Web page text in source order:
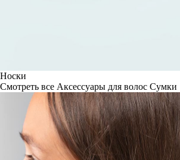
Носки
Смотреть все Аксессуары для волос Сумки